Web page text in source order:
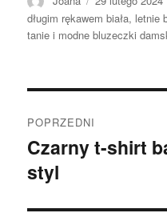
długim rękawem biała, letnie
tanie i modne bluzeczki
wpisu
POPRZEDNI
Poprzedni
wpis:
Czarny t-shirt
styl